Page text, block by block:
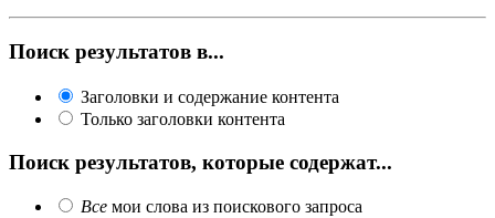
Поиск результатов в...
Заголовки и содержание контента
Только заголовки контента
Поиск результатов, которые содержат...
Все мои слова из поискового запроса